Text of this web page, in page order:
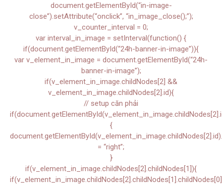
document.getElementById(“in-image-
close”).setAttribute(“onclick”, “in_image_close();”);
v_counter_interval = 0;
var interval_in_image = setInterval(function() {
if(document.getElementById(“24h-banner-in-image”)){
var v_element_in_image = document.getElementById(“24h-
banner-in-image”);
if(v_element_in_image.childNodes[2] &&
v_element_in_image.childNodes[2].id){
// setup căn phải
{
= “right”;
}
if(v_element_in_image.childNodes[2].childNodes[1]){